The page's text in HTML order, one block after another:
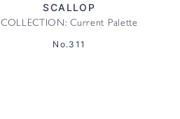
SCALLOP
COLLECTION: Current Palette
No.311